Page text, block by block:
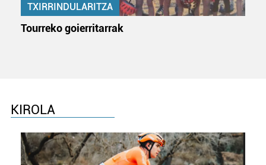
TXIRRINDULARITZA
Tourreko goierritarrak
KIROLA